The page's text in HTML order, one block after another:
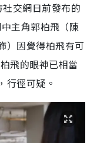
交網日前發布的
主角郭柏飛（陳
）因覺得柏飛有可
飛的眼神已相當
行徑可疑。